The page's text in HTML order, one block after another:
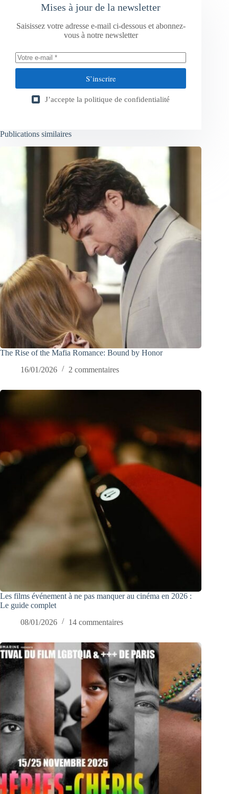
Mises à jour de la newsletter
Saisissez votre adresse e-mail ci-dessous et abonnez-
vous à notre newsletter
S’inscrire
J’accepte la politique de confidentialité
Publications similaires
The Rise of the Mafia Romance: Bound by Honor
16/01/2026
2 commentaires
Les films événement à ne pas manquer au cinéma en 2026 :
Le guide complet
08/01/2026
14 commentaires